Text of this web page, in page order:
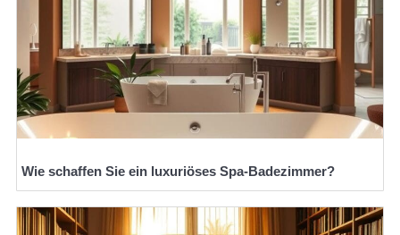
Wie schaffen Sie ein luxuriöses Spa-Badezimmer?